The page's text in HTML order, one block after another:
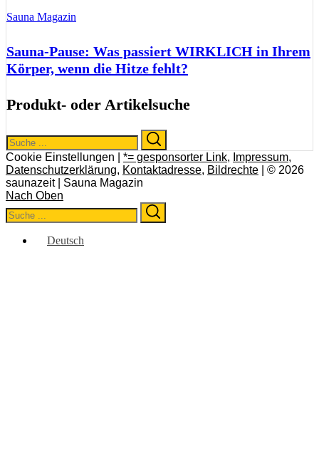
Sauna Magazin
Sauna-Pause: Was passiert WIRKLICH in Ihrem
Körper, wenn die Hitze fehlt?
Produkt- oder Artikelsuche
Search
for:
Cookie Einstellungen | *= gesponsorter Link, Impressum,
Datenschutzerklärung, Kontaktadresse, Bildrechte | © 2026
saunazeit | Sauna Magazin
Nach Oben
Search
for:
Deutsch